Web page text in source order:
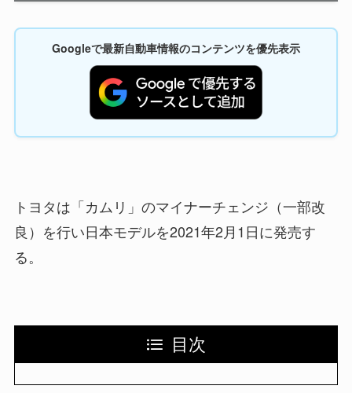
Googleで最新自動車情報のコンテンツを優先表示
トヨタは「カムリ」のマイナーチェンジ（一部改
良）を行い日本モデルを2021年2月1日に発売す
る。
目次